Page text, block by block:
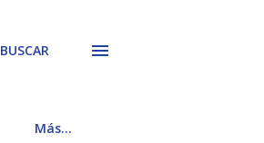
BUSCAR
Más…